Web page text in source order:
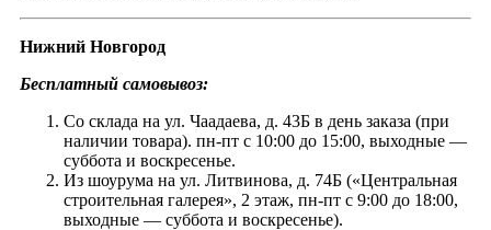
Нижний Новгород
Бесплатный самовывоз:
Со склада на ул. Чаадаева, д. 43Б в день заказа (при
наличии товара). пн-пт с 10:00 до 15:00, выходные —
суббота и воскресенье.
Из шоурума на ул. Литвинова, д. 74Б («Центральная
строительная галерея», 2 этаж, пн-пт с 9:00 до 18:00,
выходные — суббота и воскресенье).